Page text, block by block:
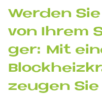
Wer­den
von Ih­rem
ger: Mit
zeu­gen